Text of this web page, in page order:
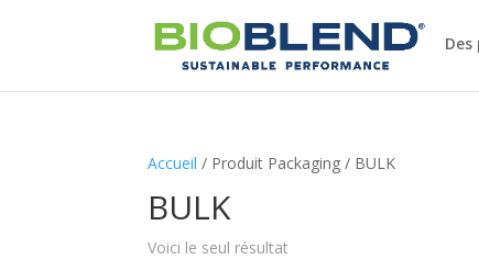
Accueil / Produit Packaging / BULK
BULK
Voici le seul résultat